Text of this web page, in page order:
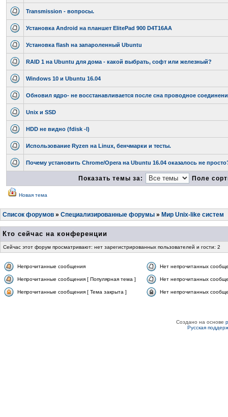
Transmission - вопросы.
Установка Android на планшет ElitePad 900 D4T16AA
Установка flash на запароленный Ubuntu
RAID 1 на Ubuntu для дома - какой выбрать, софт или железный?
Windows 10 и Ubuntu 16.04
Обновил ядро- не восстанавливается после сна проводное
Unix и SSD
HDD не видно (fdisk -l)
Использование Ryzen на Linux, бенчмарки и тесты.
Почему установить Chrome/Opera на Ubuntu 16.04 оказалось не
Показать темы за: Поле
Новая тема
Список форумов » Специализированные форумы » Мир Unix-like систем
Кто сейчас на конференции
Сейчас этот форум просматривают: нет зарегистрированных пользователей и гости: 2
Непрочитанные сообщения Нет непрочитанных
Непрочитанные сообщения [ Популярная тема ] Нет непрочитанных
Непрочитанные сообщения [ Тема закрыта ] Нет непрочитанных
Создано на основе
Русская